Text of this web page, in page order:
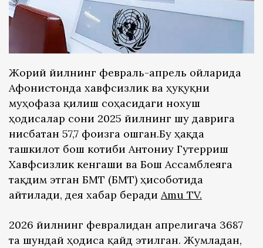
Жорий йилнинг февраль-апрель ойларида
Афғонистонда хавфсизлик ва ҳуқуқни
муҳофаза қилиш соҳасидаги нохуш
ҳодисалар сони 2025 йилнинг шу даврига
нисбатан 57,7 фоизга ошган.Бу ҳақда
ташкилот бош котиби Антониу Гутерриш
Хавфсизлик кенгаши ва Бош Ассамблеяга
тақдим этган БМТ (БМТ) ҳисоботида
айтилади, дея хабар беради Amu TV.
2026 йилнинг февралидан апрелигача 3687
та шундай ҳодиса қайд этилган. Жумладан,